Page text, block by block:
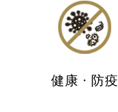
健康 · 防疫